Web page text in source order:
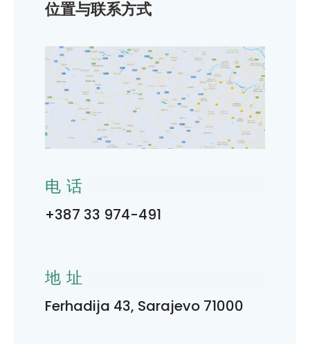
位置与联系方式
电话
+387 33 974-491
地址
Ferhadija 43, Sarajevo 71000